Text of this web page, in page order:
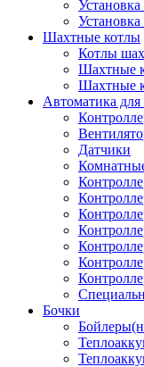
Установка
Шахтные котлы
Котлы
Шахтные
Шахтные
Автоматика для
Датчики
Бочки